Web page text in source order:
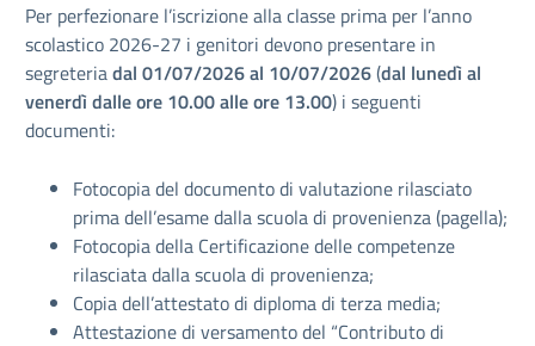
Per perfezionare l’iscrizione alla classe prima per l’anno
scolastico 2026-27 i genitori devono presentare in
segreteriadal 01/07/2026 al 10/07/2026(dal lunedì al
venerdì dalle ore 10.00 alle ore 13.00) i seguenti
documenti:
Fotocopia del documento di valutazione rilasciato
prima dell’esame dalla scuola di provenienza (pagella);
Fotocopia della Certificazione delle competenze
rilasciata dalla scuola di provenienza;
Copia dell’attestato di diploma di terza media;
Attestazione di versamento del “Contributo di